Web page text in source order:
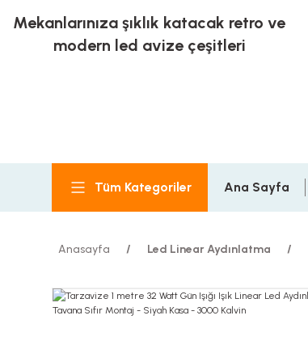
Mekanlarınıza şıklık katacak retro ve
modern led avize çeşitleri
Tüm Kategoriler Ana Sayfa
Anasayfa Led Linear Aydınlatma